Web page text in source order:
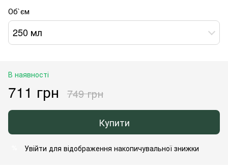
Об`єм
250 мл
В наявності
711 грн 749 грн
Купити
Увійти для відображення накопичувальної знижки